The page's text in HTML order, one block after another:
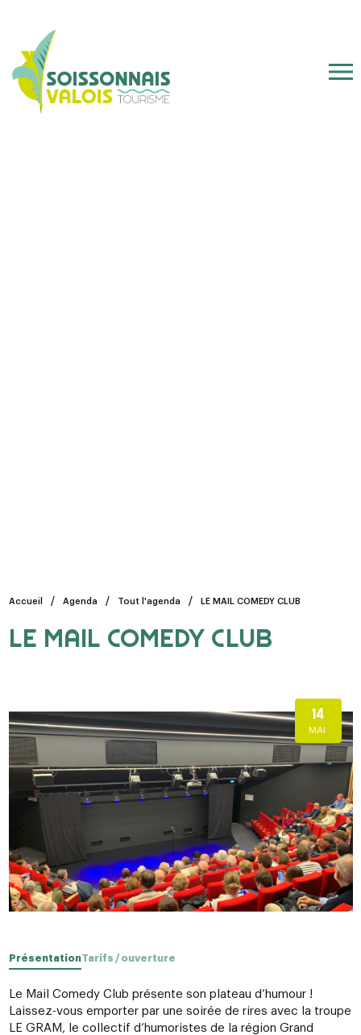
Accueil Agenda Tout l'agenda LE MAIL COMEDY CLUB
LE MAIL COMEDY CLUB
14
MAI
PrésentationTarifs / ouverture
Le Mail Comedy Club présente son plateau d’humour !
Laissez-vous emporter par une soirée de rires avec la troupe
LE GRAM, le collectif d’humoristes de la région Grand